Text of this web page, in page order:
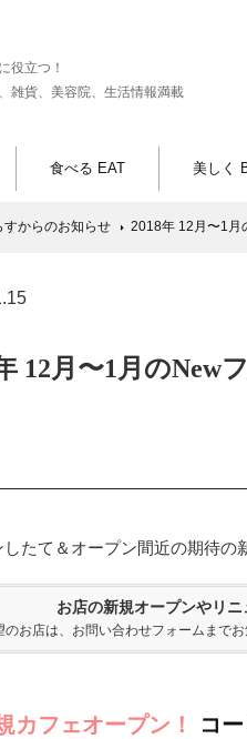
役立つ！
雑貨、美容院、生活情報満載
食べる EAT 美しく
すからのお知らせ 2018年 12月〜1月
12月〜1月のNew
したて＆オープン間近の期待の
お店の新規オープンやリ
お店は、 お問い合わせフォーム まで
カフェオープン！ コ